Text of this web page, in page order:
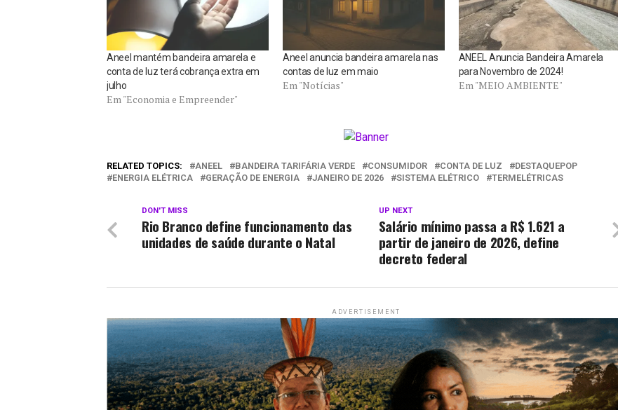
Aneel mantém bandeira amarela e
conta de luz terá cobrança extra em
julho
Em "Economia e Empreender"
Aneel anuncia bandeira amarela nas
contas de luz em maio
Em "Notícias"
ANEEL Anuncia Bandeira Amarela
para Novembro de 2024!
Em "MEIO AMBIENTE"
RELATED TOPICS: ANEEL BANDEIRA TARIFÁRIA VERDE CONSUMIDOR CONTA DE LUZ
DESTAQUEPOP
ENERGIA ELÉTRICA
GERAÇÃO DE ENERGIA JANEIRO DE 2026 SISTEMA ELÉTRICO TERMELÉTRICAS
UP NEXT
Salário mínimo passa a R$ 1.621 a
partir de janeiro de 2026, define
decreto federal
DON'T MISS
Rio Branco define funcionamento das
unidades de saúde durante o Natal
ADVERTISEMENT